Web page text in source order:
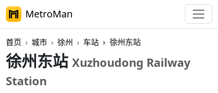
MetroMan
首页 城市 徐州 车站 徐州东站
徐州东站 Xuzhoudong Railway
Station